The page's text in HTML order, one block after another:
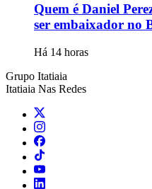
Quem é Daniel
ser embaixador no
Há 14 horas
Grupo Itatiaia
Itatiaia Nas Redes